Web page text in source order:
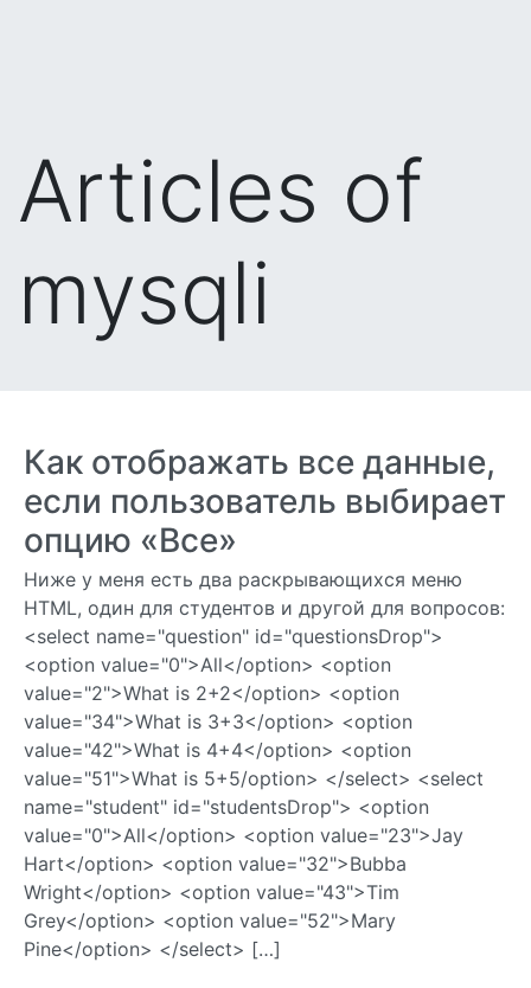
Articles of
mysqli
Как отображать все данные,
если пользователь выбирает
опцию «Все»
Ниже у меня есть два раскрывающихся меню
HTML, один для студентов и другой для вопросов:
<select name="question" id="questionsDrop">
<option value="0">All</option> <option
value="2">What is 2+2</option> <option
value="34">What is 3+3</option> <option
value="42">What is 4+4</option> <option
value="51">What is 5+5/option> </select> <select
name="student" id="studentsDrop"> <option
value="0">All</option> <option value="23">Jay
Hart</option> <option value="32">Bubba
Wright</option> <option value="43">Tim
Grey</option> <option value="52">Mary
Pine</option> </select> […]